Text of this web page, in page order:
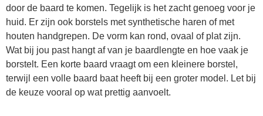
door de baard te komen. Tegelijk is het zacht genoeg voor je
huid. Er zijn ook borstels met synthetische haren of met
houten handgrepen. De vorm kan rond, ovaal of plat zijn.
Wat bij jou past hangt af van je baardlengte en hoe vaak je
borstelt. Een korte baard vraagt om een kleinere borstel,
terwijl een volle baard baat heeft bij een groter model. Let bij
de keuze vooral op wat prettig aanvoelt.